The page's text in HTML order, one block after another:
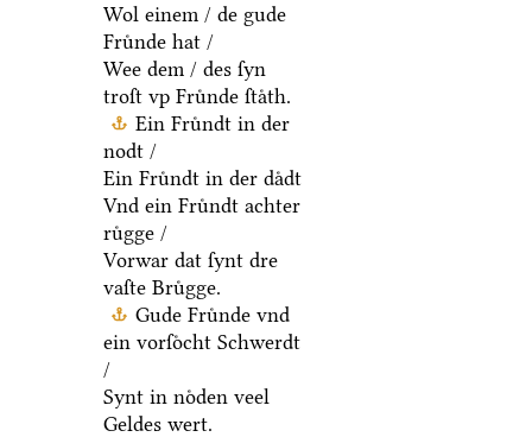
Wol einem / de gude
Fruͤnde hat /
Wee dem / des ſyn
troſt vp Fruͤnde ſtaͤth.
Ein Fruͤndt in der
nodt /
Ein Fruͤndt in der daͤdt
Vnd ein Fruͤndt achter
ruͤgge /
Vorwar dat ſynt dre
vaſte Bruͤgge.
Gude Fruͤnde vnd
ein vorſoͤcht Schwerdt
/
Synt in noͤden veel
Geldes wert.